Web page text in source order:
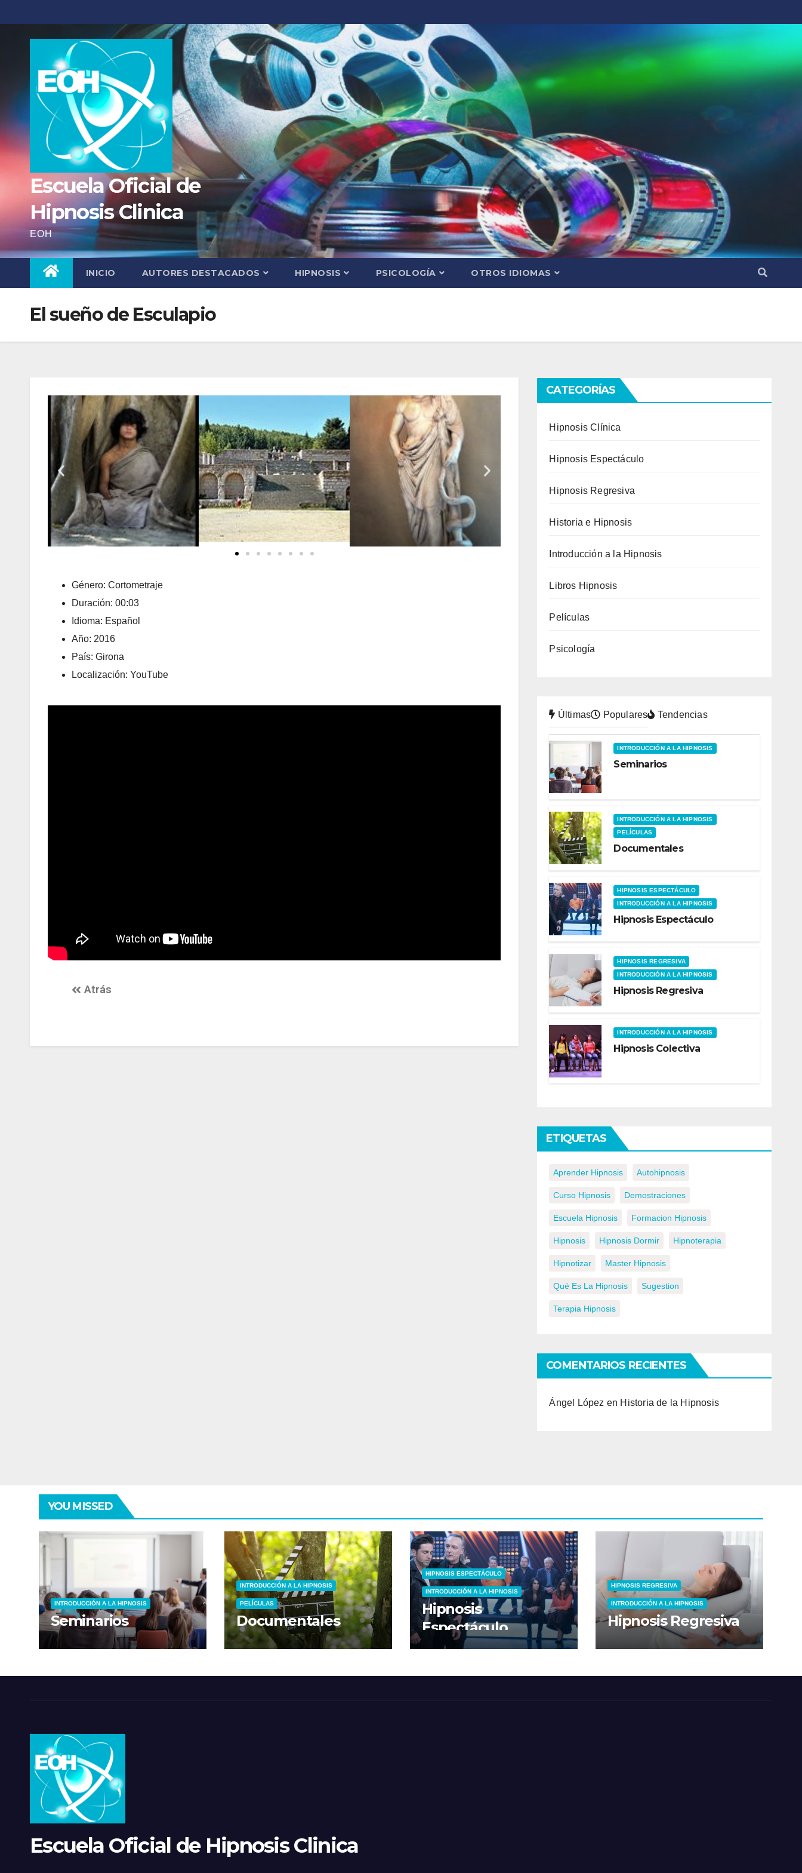
Escuela Oficial de
Hipnosis Clinica
EOH
INICIO AUTORES DESTACADOS HIPNOSIS PSICOLOGÍA OTROS IDIOMAS
El sueño de Esculapio
Género: Cortometraje
Duración: 00:03
Idioma: Español
Año: 2016
País: Girona
Localización: YouTube
Atrás
CATEGORÍAS
Hipnosis Clínica
Hipnosis Espectáculo
Hipnosis Regresiva
Historia e Hipnosis
Introducción a la Hipnosis
Libros Hipnosis
Películas
Psicología
Últimas Populares Tendencias
INTRODUCCIÓN A LA HIPNOSIS
Seminarios
INTRODUCCIÓN A LA HIPNOSIS
PELÍCULAS
Documentales
HIPNOSIS ESPECTÁCULO
INTRODUCCIÓN A LA HIPNOSIS
Hipnosis Espectáculo
HIPNOSIS REGRESIVA
INTRODUCCIÓN A LA HIPNOSIS
Hipnosis Regresiva
INTRODUCCIÓN A LA HIPNOSIS
Hipnosis Colectiva
ETIQUETAS
Aprender Hipnosis Autohipnosis
Curso Hipnosis Demostraciones
Escuela Hipnosis Formacion Hipnosis
Hipnosis Hipnosis Dormir Hipnoterapia
Hipnotizar Master Hipnosis
Qué Es La Hipnosis Sugestion
Terapia Hipnosis
COMENTARIOS RECIENTES
Ángel López en Historia de la Hipnosis
YOU MISSED
INTRODUCCIÓN A LA HIPNOSIS
Seminarios
INTRODUCCIÓN A LA HIPNOSIS
PELÍCULAS
Documentales
HIPNOSIS ESPECTÁCULO
INTRODUCCIÓN A LA HIPNOSIS
Hipnosis
Espectáculo
HIPNOSIS REGRESIVA
INTRODUCCIÓN A LA HIPNOSIS
Hipnosis Regresiva
Escuela Oficial de Hipnosis Clinica